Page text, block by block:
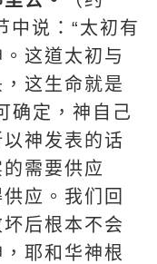
中说：“太初有
这道太初与
这生命就是
确定，神自己
神发表的话
需要供应
应。我们回
后根本不会
，耶和华神根